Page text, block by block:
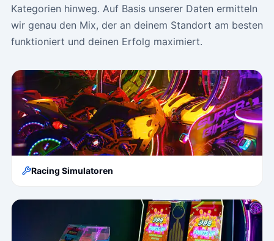
Kategorien hinweg. Auf Basis unserer Daten ermitteln
wir genau den Mix, der an deinem Standort am besten
funktioniert und deinen Erfolg maximiert.
Racing Simulatoren